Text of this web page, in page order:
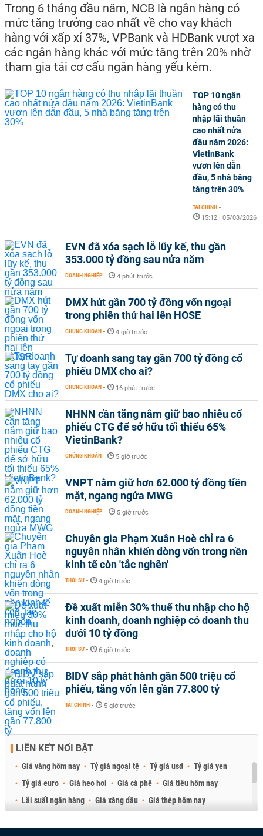
Trong 6 tháng đầu năm, NCB là ngân hàng có
mức tăng trưởng cao nhất về cho vay khách
hàng với xấp xỉ 37%, VPBank và HDBank vượt xa
các ngân hàng khác với mức tăng trên 20% nhờ
tham gia tái cơ cấu ngân hàng yếu kém.
TOP 10 ngân
hàng có thu
nhập lãi thuần
cao nhất nửa
đầu năm 2026:
VietinBank
vươn lên dẫn
đầu, 5 nhà băng
tăng trên 30%
TÀI CHÍNH -
15:12 | 05/08/2026
EVN đã xóa sạch lỗ lũy kế, thu gần
353.000 tỷ đồng sau nửa năm
DOANH NGHIỆP - 4 phút trước
DMX hút gần 700 tỷ đồng vốn ngoại
trong phiên thứ hai lên HOSE
CHỨNG KHOÁN - 4 giờ trước
Tự doanh sang tay gần 700 tỷ đồng cổ
phiếu DMX cho ai?
CHỨNG KHOÁN - 16 phút trước
NHNN cần tăng nắm giữ bao nhiêu cổ
phiếu CTG để sở hữu tối thiểu 65%
VietinBank?
CHỨNG KHOÁN - 5 giờ trước
VNPT nắm giữ hơn 62.000 tỷ đồng tiền
mặt, ngang ngửa MWG
DOANH NGHIỆP - 5 giờ trước
Chuyên gia Phạm Xuân Hoè chỉ ra 6
nguyên nhân khiến dòng vốn trong nền
kinh tế còn 'tắc nghẽn'
THỜI SỰ - 4 giờ trước
Đề xuất miễn 30% thuế thu nhập cho hộ
kinh doanh, doanh nghiệp có doanh thu
dưới 10 tỷ đồng
THỜI SỰ - 6 giờ trước
BIDV sắp phát hành gần 500 triệu cổ
phiếu, tăng vốn lên gần 77.800 tỷ
TÀI CHÍNH - 5 giờ trước
LIÊN KẾT NỔI BẬT
Giá vàng hôm nay Tỷ giá ngoại tệ Tỷ giá usd
Tỷ giá yen
Tỷ giá euro
Giá heo hơi Giá cà phê
Giá tiêu hôm nay
Lãi suất ngân hàng
Giá xăng dầu
Giá thép hôm nay